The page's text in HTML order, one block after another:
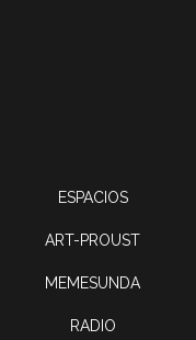
ESPACIOS
ART-PROUST
MEMESUNDA
RADIO